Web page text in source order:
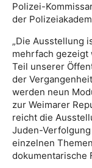
Polizei-
der
„Die Ausstellung
mehrfach gezeigt
Teil unserer
der
werden neun
zur Weimarer
reicht die
Juden-
einzelnen
dokumentarische